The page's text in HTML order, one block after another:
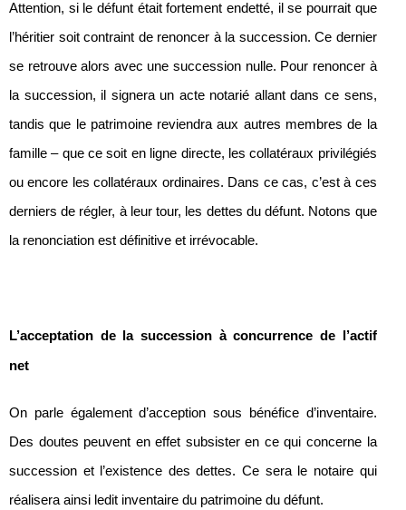
Attention, si le défunt était fortement endetté, il se pourrait que
l’héritier soit contraint de renoncer à la succession. Ce dernier
se retrouve alors avec une succession nulle. Pour renoncer à
la succession, il signera un acte notarié allant dans ce sens,
tandis que le patrimoine reviendra aux autres membres de la
famille – que ce soit en ligne directe, les collatéraux privilégiés
ou encore les collatéraux ordinaires. Dans ce cas, c’est à ces
derniers de régler, à leur tour, les dettes du défunt. Notons que
la renonciation est définitive et irrévocable.
L’acceptation de la succession à concurrence de l’actif
net
On parle également d’acception sous bénéfice d’inventaire.
Des doutes peuvent en effet subsister en ce qui concerne la
succession et l’existence des dettes. Ce sera le notaire qui
réalisera ainsi ledit inventaire du patrimoine du défunt.